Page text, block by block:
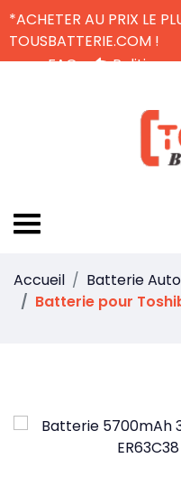
*ACHETER AU PRIX LE
TOUSBATTERIE.COM !
FAQ
Politique
Accueil Batterie
Batterie pour